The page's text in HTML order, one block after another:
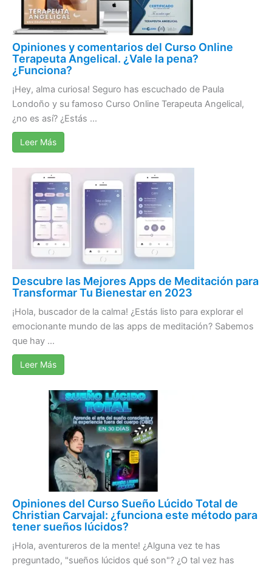
Opiniones y comentarios del Curso Online
Terapeuta Angelical. ¿Vale la pena?
¿Funciona?
¡Hey, alma curiosa! Seguro has escuchado de Paula
Londoño y su famoso Curso Online Terapeuta Angelical,
¿no es así? ¿Estás ...
Leer Más
Descubre las Mejores Apps de Meditación para
Transformar Tu Bienestar en 2023
¡Hola, buscador de la calma! ¿Estás listo para explorar el
emocionante mundo de las apps de meditación? Sabemos
que hay ...
Leer Más
Opiniones del Curso Sueño Lúcido Total de
Christian Carvajal: ¿funciona este método para
tener sueños lúcidos?
¡Hola, aventureros de la mente! ¿Alguna vez te has
preguntado, "sueños lúcidos qué son"? ¿O tal vez has